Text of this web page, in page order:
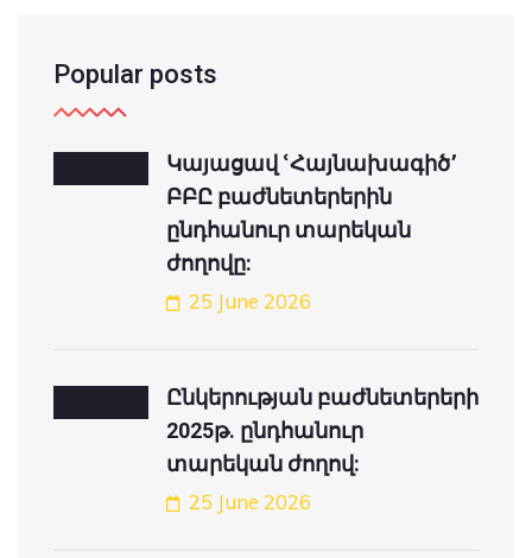
Popular posts
Կայացավ ՙՀայնախագիծ՚
ԲԲԸ բաժնետերերին
ընդհանուր տարեկան
ժողովը:
25 June 2026
Ընկերության բաժնետերերի
2025թ. ընդհանուր
տարեկան ժողով:
25 June 2026